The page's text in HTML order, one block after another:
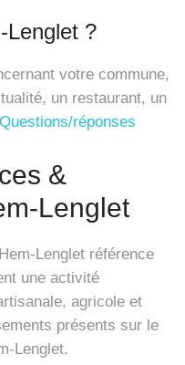
Lenglet ?
votre commune,
un restaurant, un
Questions/réponses
&
Lenglet
Lenglet référence
une activité
agricole et
présents sur le
Lenglet.